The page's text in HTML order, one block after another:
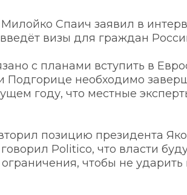
Спаич заявил в
визы для граждан
с планами вступить в
Подгорице необходимо
году, что местные
позицию президента
Politico, что власти
чтобы не ударить